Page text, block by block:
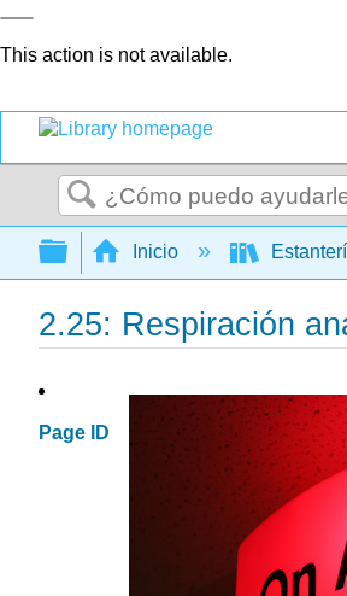
This action is not available.
Buscar
Expandir/contraer
Inicio
2.25: Respiración
Page ID